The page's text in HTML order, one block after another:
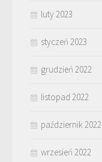
luty 2023
styczeń 2023
grudzień 2022
listopad 2022
październik 2022
wrzesień 2022